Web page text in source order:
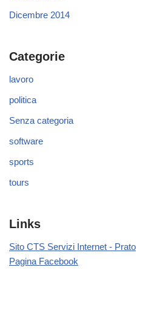
Dicembre 2014
Categorie
lavoro
politica
Senza categoria
software
sports
tours
Links
Sito CTS Servizi Internet - Prato
Pagina Facebook